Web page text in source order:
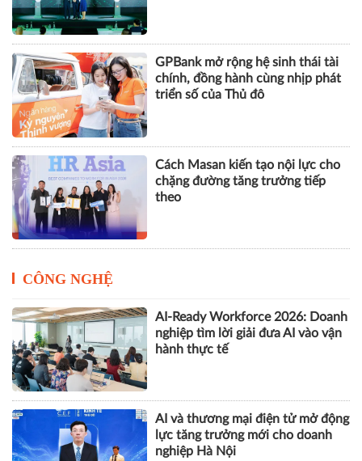
GPBank mở rộng hệ sinh thái tài
chính, đồng hành cùng nhịp phát
triển số của Thủ đô
Cách Masan kiến tạo nội lực cho
chặng đường tăng trưởng tiếp
theo
CÔNG NGHỆ
AI-Ready Workforce 2026: Doanh
nghiệp tìm lời giải đưa AI vào vận
hành thực tế
AI và thương mại điện tử mở động
lực tăng trưởng mới cho doanh
nghiệp Hà Nội